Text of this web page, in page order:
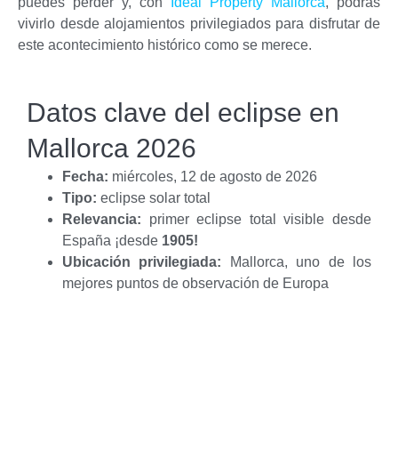
vivirlo desde alojamientos privilegiados para disfrutar de
este acontecimiento histórico como se merece.
Datos clave del eclipse en
Mallorca 2026
Fecha: miércoles, 12 de agosto de 2026
Tipo: eclipse solar total
Relevancia: primer eclipse total visible desde
España ¡desde 1905!
Ubicación privilegiada:
Mallorca, uno de los
mejores puntos de observación de Europa